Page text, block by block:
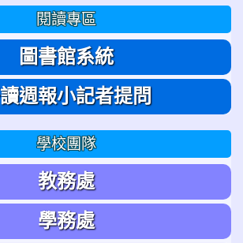
閱讀專區
圖書館系統
週報小記者提問
學校團隊
教務處
學務處